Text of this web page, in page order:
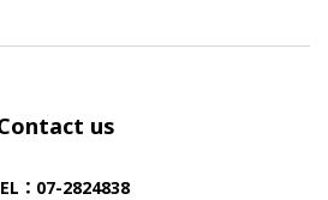
us
：07-2824838